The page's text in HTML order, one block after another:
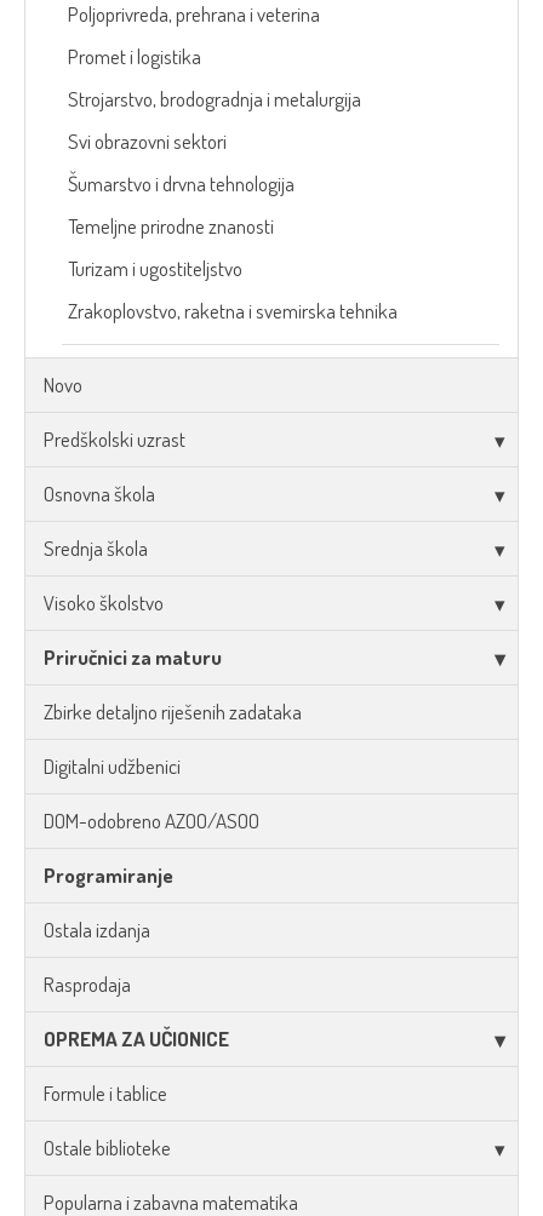
Poljoprivreda, prehrana i veterina
Promet i logistika
Strojarstvo, brodogradnja i metalurgija
Svi obrazovni sektori
Šumarstvo i drvna tehnologija
Temeljne prirodne znanosti
Turizam i ugostiteljstvo
Zrakoplovstvo, raketna i svemirska tehnika
Novo
Predškolski uzrast
Osnovna škola
Srednja škola
Visoko školstvo
Priručnici za maturu
Zbirke detaljno riješenih zadataka
Digitalni udžbenici
DOM-odobreno AZOO/ASOO
Programiranje
Ostala izdanja
Rasprodaja
OPREMA ZA UČIONICE
Formule i tablice
Ostale biblioteke
Popularna i zabavna matematika